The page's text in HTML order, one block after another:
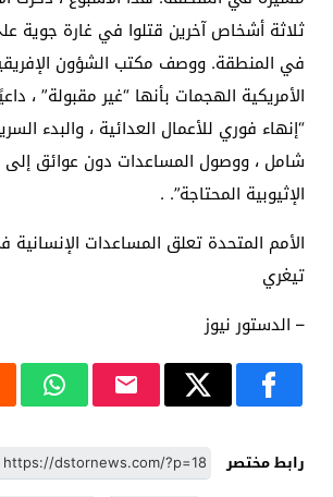
ثلاثة أشخاص آخرين قتلوا في غارة جوية
في المنطقة. ووصف مكتب الشؤون
الأمريكية الهجمات بأنها “غير مقبولة” ،
“إنهاء فوري للأعمال العدائية ، والبدء
شامل ، ووصول المساعدات دون عوائق إلى
الإثيوبية المحتاجة”. .
الأمم المتحدة تعلق المساعدات
تيغري
– الدستور نيوز
رابط مختصر